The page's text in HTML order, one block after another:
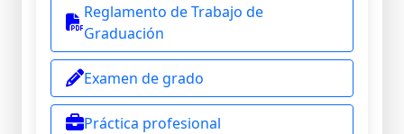
Reglamento de Trabajo de
Graduación
Examen de grado
Práctica profesional